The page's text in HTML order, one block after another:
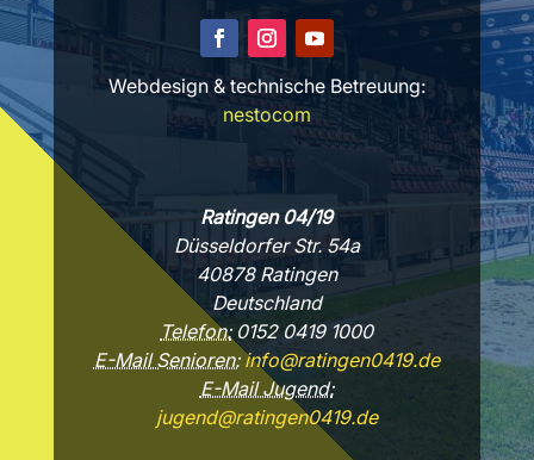
Webdesign & technische Betreuung:
nestocom
Ratingen 04/19
Düsseldorfer Str. 54a
40878 Ratingen
Deutschland
Telefon:0152 0419 1000
E-Mail Senioren:info@ratingen0419.de
E-Mail Jugend:
jugend@ratingen0419.de